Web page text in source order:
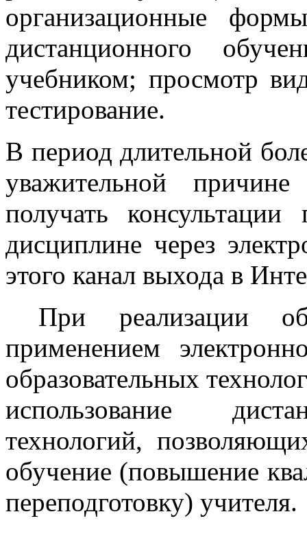
организационные
дистанционного
учебником; просмотр
тестирование.
В период длительной
уважительной
получать консультации
дисциплине через
этого канал выхода в
При реализации
применением
образовательных
использование
технологий,
обучение (повышение
переподготовку) учителя.